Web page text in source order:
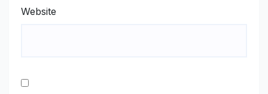
Website